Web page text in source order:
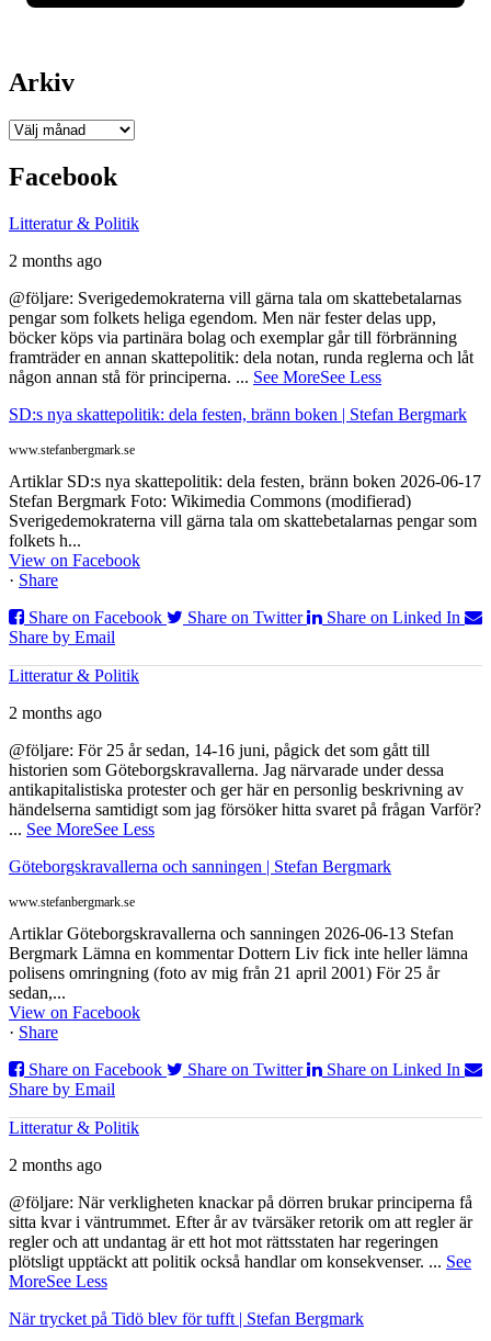
Arkiv
Arkiv
Facebook
Litteratur & Politik
2 months ago
@följare: Sverigedemokraterna vill gärna tala om skattebetalarnas
pengar som folkets heliga egendom. Men när fester delas upp,
böcker köps via partinära bolag och exemplar går till förbränning
framträder en annan skattepolitik: dela notan, runda reglerna och låt
någon annan stå för principerna. ... See MoreSee Less
SD:s nya skattepolitik: dela festen, bränn boken | Stefan Bergmark
www.stefanbergmark.se
Artiklar SD:s nya skattepolitik: dela festen, bränn boken 2026-06-17
Stefan Bergmark Foto: Wikimedia Commons (modifierad)
Sverigedemokraterna vill gärna tala om skattebetalarnas pengar som
folkets h...
View on Facebook
· Share
Share on Facebook
Share on Twitter
Share on Linked In
Share by Email
Litteratur & Politik
2 months ago
@följare: För 25 år sedan, 14-16 juni, pågick det som gått till
historien som Göteborgskravallerna. Jag närvarade under dessa
antikapitalistiska protester och ger här en personlig beskrivning av
händelserna samtidigt som jag försöker hitta svaret på frågan Varför?
... See MoreSee Less
Göteborgskravallerna och sanningen | Stefan Bergmark
www.stefanbergmark.se
Artiklar Göteborgskravallerna och sanningen 2026-06-13 Stefan
Bergmark Lämna en kommentar Dottern Liv fick inte heller lämna
polisens omringning (foto av mig från 21 april 2001) För 25 år
sedan,...
View on Facebook
· Share
Share on Facebook
Share on Twitter
Share on Linked In
Share by Email
Litteratur & Politik
2 months ago
@följare: När verkligheten knackar på dörren brukar principerna få
sitta kvar i väntrummet. Efter år av tvärsäker retorik om att regler är
regler och att undantag är ett hot mot rättsstaten har regeringen
plötsligt upptäckt att politik också handlar om konsekvenser. ... See
MoreSee Less
När trycket på Tidö blev för tufft | Stefan Bergmark